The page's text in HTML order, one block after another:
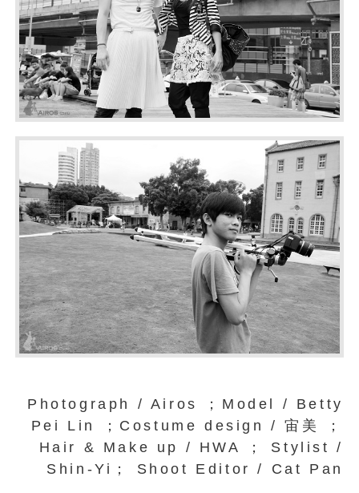
Photograph / Airos ；Model / Betty
Pei Lin ；Costume design / 宙美 ；
Hair & Make up / HWA ； Stylist /
Shin-Yi； Shoot Editor / Cat Pan